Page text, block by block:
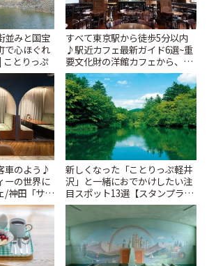
並みと国宝
で心ほぐれ
ことりっぷ
すべて東京駅から徒歩5分以内
♪駅近カフェ最新ガイド6選~重
要文化財の洋館カフェから、改
札すぐのレトロ喫茶まで~ | こと
りっぷ
車のよう♪
ーの世界に
/神田「サロ
りっぷ
新しくなった「ことりっぷ軽井
沢」と一緒におでかけしたい注
目スポット13選【スタンプラリ
ー開催中】 | ことりっぷ